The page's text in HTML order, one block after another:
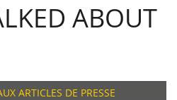
ABOUT
ARTICLES DE PRESSE